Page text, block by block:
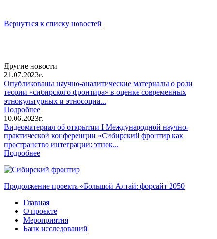
Вернуться к списку новостей
Другие новости
21.07.2023г.
Опубликованы научно-аналитические материалы о роли
теории «сибирского фронтира» в оценке современных
этнокультурных и этносоциа...
Подробнее
10.06.2023г.
Видеоматериал об открытии I Международной научно-
практической конференции «Сибирский фронтир как
пространство интеграции: этнок...
Подробнее
Продолжение проекта «Большой Алтай: форсайт 2050
Главная
О проекте
Мероприятия
Банк исследований